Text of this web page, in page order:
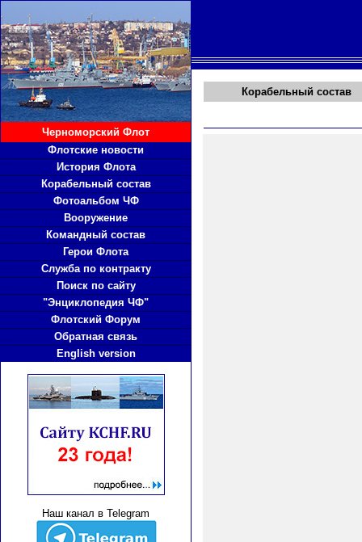
Черноморский Флот
Флотские новости
История Флота
Корабельный состав
Фотоальбом ЧФ
Вооружение
Командный состав
Герои Флота
Служба по контракту
Поиск по сайту
"Энциклопедия ЧФ"
Флотский Форум
Обратная связь
English version
Наш канал в Telegram
Корабельный состав